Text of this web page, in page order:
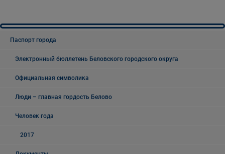
Паспорт города
Электронный бюллетень Беловского городского округа
Официальная символика
Люди – главная гордость Белово
Человек года
2017